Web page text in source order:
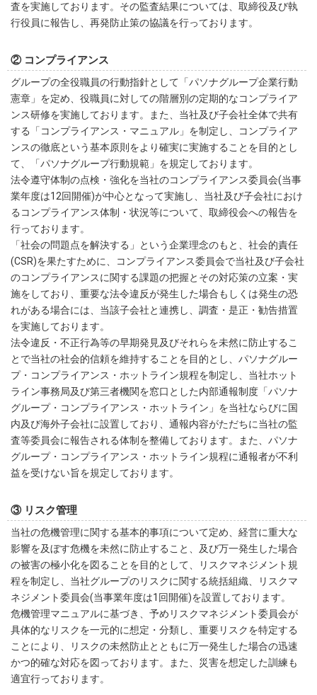
査を実施しております。その監査結果については、取締役及び執
行役員に報告し、再発防止策の協議を行っております。
② コンプライアンス
グループの全役職員の行動指針として「パソナグループ企業行動
憲章」を定め、役職員に対しての階層別の定期的なコンプライア
ンス研修を実施しております。また、当社及び子会社全体で共有
する「コンプライアンス・マニュアル」を制定し、コンプライア
ンスの徹底という基本原則をより確実に実施することを目的とし
て、「パソナグループ行動規範」を規定しております。
法令遵守体制の点検・強化を当社のコンプライアンス委員会(当事
業年度は12回開催)が中心となって実施し、当社及び子会社におけ
るコンプライアンス体制・状況等について、取締役会への報告を
行っております。
「社会の問題点を解決する」という企業理念のもと、社会的責任
(CSR)を果たすために、コンプライアンス委員会で当社及び子会社
のコンプライアンスに関する課題の把握とその対応策の立案・実
施をしており、重要な法令違反が発生した場合もしくは発生の恐
れがある場合には、当該子会社と連携し、調査・是正・勧告措置
を実施しております。
法令違反・不正行為等の早期発見及びそれらを未然に防止するこ
とで当社の社会的信頼を維持することを目的とし、パソナグルー
プ・コンプライアンス・ホットライン規程を制定し、当社ホット
ライン事務局及び第三者機関を窓口とした内部通報制度「パソナ
グループ・コンプライアンス・ホットライン」を当社ならびに国
内及び海外子会社に設置しており、通報内容がただちに当社の監
査等委員会に報告される体制を整備しております。また、パソナ
グループ・コンプライアンス・ホットライン規程に通報者が不利
益を受けない旨を規定しております。
③ リスク管理
当社の危機管理に関する基本的事項について定め、経営に重大な
影響を及ぼす危機を未然に防止すること、及び万一発生した場合
の被害の極小化を図ることを目的として、リスクマネジメント規
程を制定し、当社グループのリスクに関する統括組織、リスクマ
ネジメント委員会(当事業年度は1回開催)を設置しております。
危機管理マニュアルに基づき、予めリスクマネジメント委員会が
具体的なリスクを一元的に想定・分類し、重要リスクを特定する
ことにより、リスクの未然防止とともに万一発生した場合の迅速
かつ的確な対応を図っております。また、災害を想定した訓練も
適宜行っております。